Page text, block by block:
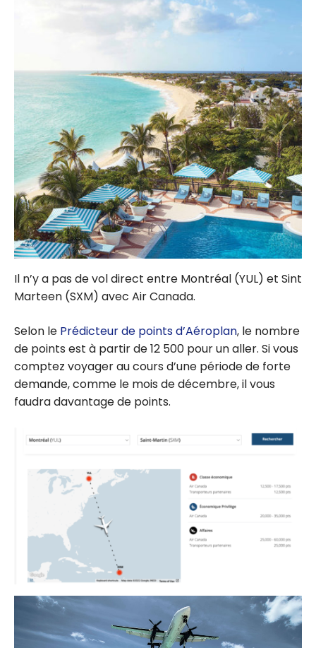
Il n’y a pas de vol direct entre Montréal (YUL) et Sint
Marteen (SXM) avec Air Canada.
Selon le Prédicteur de points d’Aéroplan, le nombre
de points est à partir de 12 500 pour un aller. Si vous
comptez voyager au cours d’une période de forte
demande, comme le mois de décembre, il vous
faudra davantage de points.